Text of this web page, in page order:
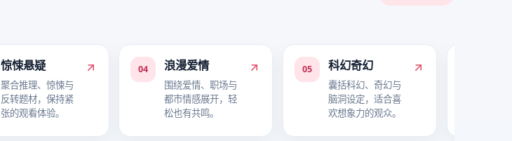
惊悚悬疑
聚合推理、惊悚与
反转题材，保持紧
张的观看体验。
04 浪漫爱情
围绕爱情、职场与
都市情感展开，轻
松也有共鸣。
05 科幻奇幻
囊括科幻、奇幻与
脑洞设定，适合喜
欢想象力的观众。